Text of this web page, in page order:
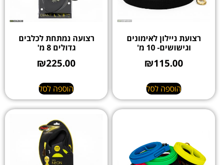
רצועת ניילון לאימונים
וגישושים- 10 מ'
₪115.00
הוספה לסל
רצועה נמתחת לכלבים
גדולים 8 מ'
₪225.00
הוספה לסל